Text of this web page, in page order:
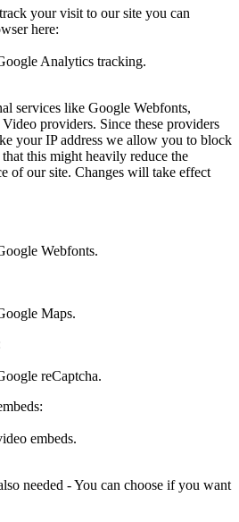
your visit to our site you can
here:
Analytics tracking.
services like Google Webfonts,
providers. Since these providers
your IP address we allow you to block
this might heavily reduce the
of our site. Changes will take effect
Webfonts.
Maps.
reCaptcha.
embeds.
needed - You can choose if you want